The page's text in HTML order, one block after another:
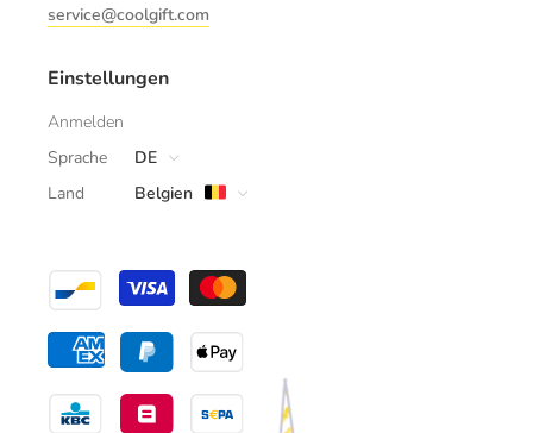
service@coolgift.com
Einstellungen
Anmelden
Sprache
DE
Land
Belgien